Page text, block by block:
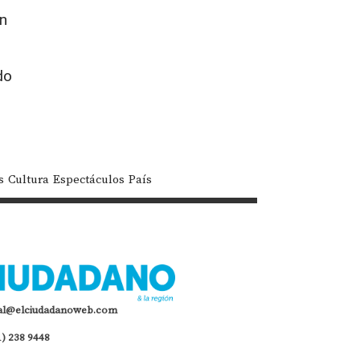
Cultura Espectáculos País
238 9448